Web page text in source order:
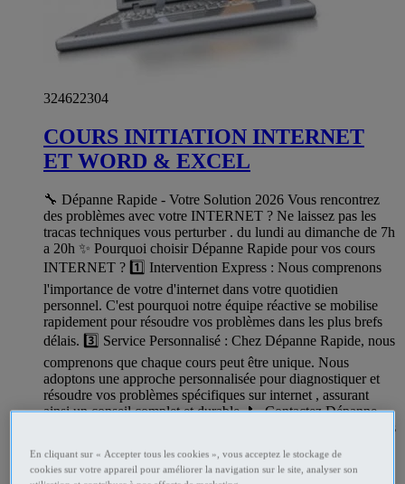
324622304
COURS INITIATION INTERNET
ET WORD & EXCEL
🔧 Dépanne Rapide - Votre Solution 2026 Vous rencontrez
des problèmes avec votre INTERNET ? Ne laissez pas les
tracas techniques vous perturber . du lundi au dimanche de 7h
a 20h ✨ Pourquoi choisir Dépanne Rapide pour vos cours
INTERNET ? 1️⃣ Intervention Express : Nous comprenons
l'importance de votre d'internet dans votre quotidien
personnel. C'est pourquoi notre équipe réactive se mobilise
rapidement pour résoudre vos problèmes dans les plus brefs
délais. 3️⃣ Service Personnalisé : Chez Dépanne Rapide, nous
comprenons que chaque cours peut être unique. Nous
adoptons une approche personnalisée pour diagnostiquer et
résoudre vos problèmes spécifiques sur internet , assurant
ainsi un conseil complet et durable. 📞 Contactez Dépanne
Rapide dès aujourd'hui pour des cours internet rapides, fiables
sans RDV 📧depannerapide@gmail.com ☎️ Service Client :
En cliquant sur « Accepter tous les cookies », vous acceptez le stockage de
cookies sur votre appareil pour améliorer la navigation sur le site, analyser son